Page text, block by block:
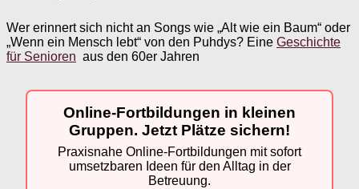
Wer erinnert sich nicht an Songs wie „Alt wie ein Baum“ oder
„Wenn ein Mensch lebt“ von den Puhdys? Eine Geschichte
für Senioren aus den 60er Jahren
Online-Fortbildungen in kleinen
Gruppen. Jetzt Plätze sichern!
Praxisnahe Online-Fortbildungen mit sofort
umsetzbaren Ideen für den Alltag in der
Betreuung.